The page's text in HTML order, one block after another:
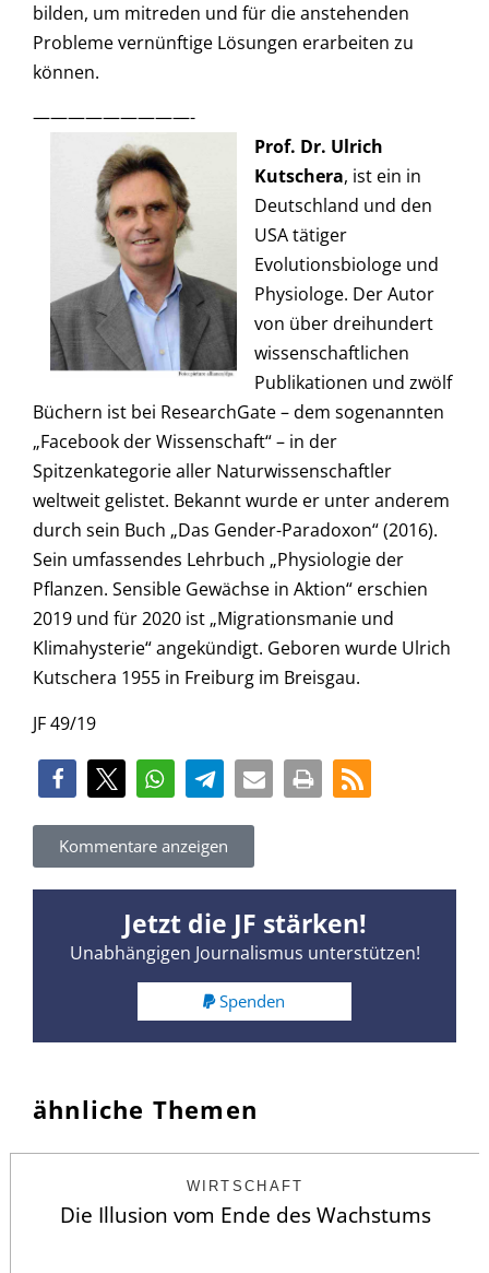
bilden, um mitreden und für die anstehenden
Probleme vernünftige Lösungen erarbeiten zu
können.
—————————-
Prof. Dr. Ulrich
Kutschera, ist ein in
Deutschland und den
USA tätiger
Evolutionsbiologe und
Physiologe. Der Autor
von über dreihundert
wissenschaftlichen
Publikationen und zwölf
Büchern ist bei ResearchGate – dem sogenannten
„Facebook der Wissenschaft“ – in der
Spitzenkategorie aller Naturwissenschaftler
weltweit gelistet. Bekannt wurde er unter anderem
durch sein Buch „Das Gender-Paradoxon“ (2016).
Sein umfassendes Lehrbuch „Physiologie der
Pflanzen. Sensible Gewächse in Aktion“ erschien
2019 und für 2020 ist „Migrationsmanie und
Klimahysterie“ angekündigt. Geboren wurde Ulrich
Kutschera 1955 in Freiburg im Breisgau.
JF 49/19
Kommentare anzeigen
Jetzt die JF stärken!
Unabhängigen Journalismus unterstützen!
Spenden
ähnliche Themen
WIRTSCHAFT
Die Illusion vom Ende des Wachstums